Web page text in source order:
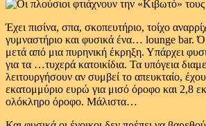
Έχει πισίνα, σπα, σκοπευτήριο, τοίχο
γυμναστήριο και φυσικά ένα… lounge bar.
μετά από μια πυρηνική έκρηξη. Υπάρχει
για τα …τυχερά κατοικίδια. Τα υπόγεια
λειτουργήσουν αν συμβεί το απευκταίο,
εκατομμύριο ευρώ για μισό όροφο και 2,8
ολόκληρο όροφο. Μάλιστα…